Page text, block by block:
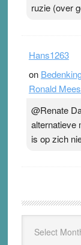
ruzie (over
Hans1263
on
Ronald
@Renate
alternatieve
is op zich
Kloptdatwel.nl